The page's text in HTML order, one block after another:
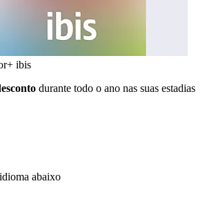
ibis
durante todo o ano nas suas estadias
abaixo